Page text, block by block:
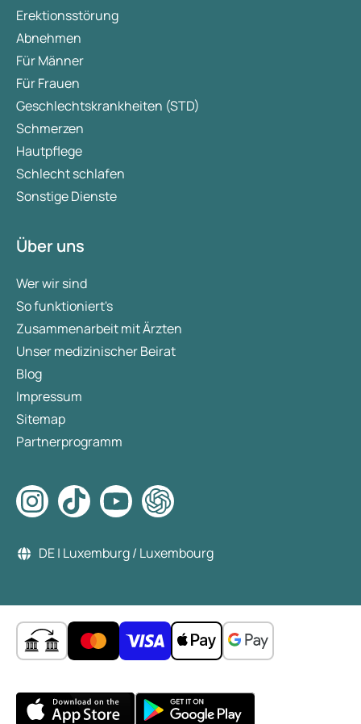
Erektionsstörung
Abnehmen
Für Männer
Für Frauen
Geschlechtskrankheiten (STD)
Schmerzen
Hautpflege
Schlecht schlafen
Sonstige Dienste
Über uns
Wer wir sind
So funktioniert's
Zusammenarbeit mit Ärzten
Unser medizinischer Beirat
Blog
Impressum
Sitemap
Partnerprogramm
DE | Luxemburg / Luxembourg